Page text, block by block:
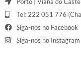
Tel: 222 051 776
Siga-nos no Facebook
Siga-nos no Instagram